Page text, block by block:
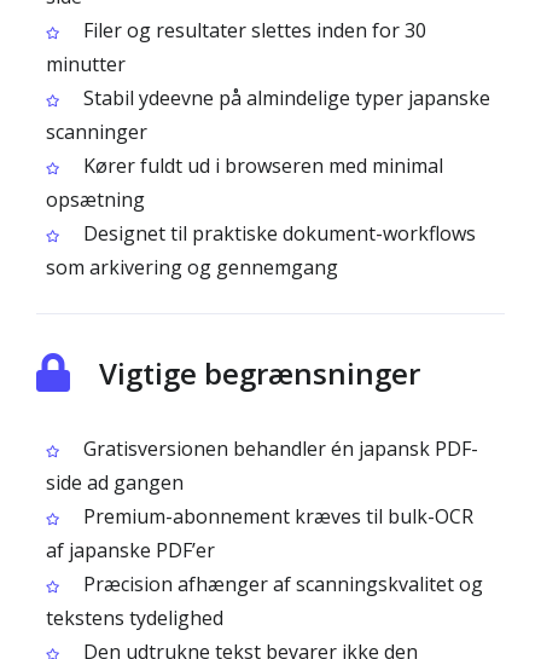
Filer og resultater slettes inden for 30
minutter
Stabil ydeevne på almindelige typer japanske
scanninger
Kører fuldt ud i browseren med minimal
opsætning
Designet til praktiske dokument-workflows
som arkivering og gennemgang
Vigtige begrænsninger
Gratisversionen behandler én japansk PDF-
side ad gangen
Premium-abonnement kræves til bulk-OCR
af japanske PDF’er
Præcision afhænger af scanningskvalitet og
tekstens tydelighed
Den udtrukne tekst bevarer ikke den